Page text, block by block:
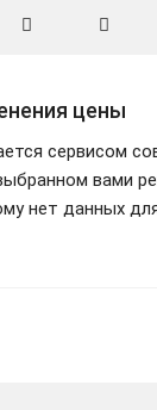
цены
сервисом
вами
нет данных